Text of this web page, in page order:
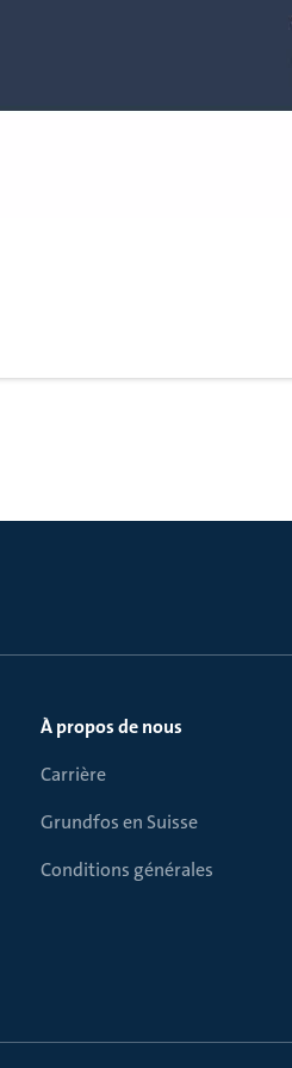
À propos de nous
Carrière
Grundfos en Suisse
Conditions générales